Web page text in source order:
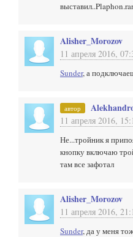
выставил..Plaphon.rar
Alisher_Morozov
11 апреля 2016,
Sunder, а
автор
11 апреля 2016,
Не...тройник я
кнопку включаю
там все зафотал
Alisher_Morozov
11 апреля 2016,
Sunder, да у меня